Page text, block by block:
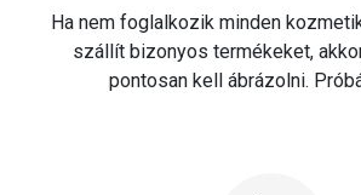
Ha nem foglalkozik minden
szállít bizonyos termékeket,
pontosan kell ábrázolni.